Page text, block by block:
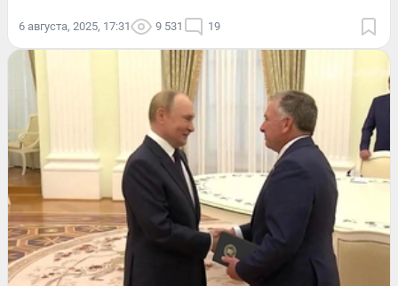
6 августа, 2025, 17:31 9 531 19